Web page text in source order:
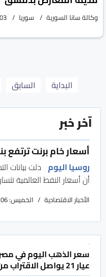
وكالة سانا السورية سوريا 03 آب/أغسطس 2025
البداية السابق
آخر خبر
أسعار خام برنت ترتفع
روسيا اليوم دلت بيانات
أن أسعار النفط العالمية
الأخبار الاقتصادية الخميس: 06 آب 2026
عيار 21 يواصل الاقتراب من 6000 جنيه